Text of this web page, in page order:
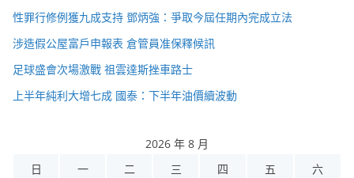
性罪行修例獲九成支持 鄧炳強：爭取今屆任期內完成立法
涉造假公屋富戶申報表 倉管員准保釋候訊
足球盛會次場激戰 祖雲達斯挫車路士
上半年純利大增七成 國泰：下半年油價續波動
2026 年 8 月
日
一 二 三 四 五 六